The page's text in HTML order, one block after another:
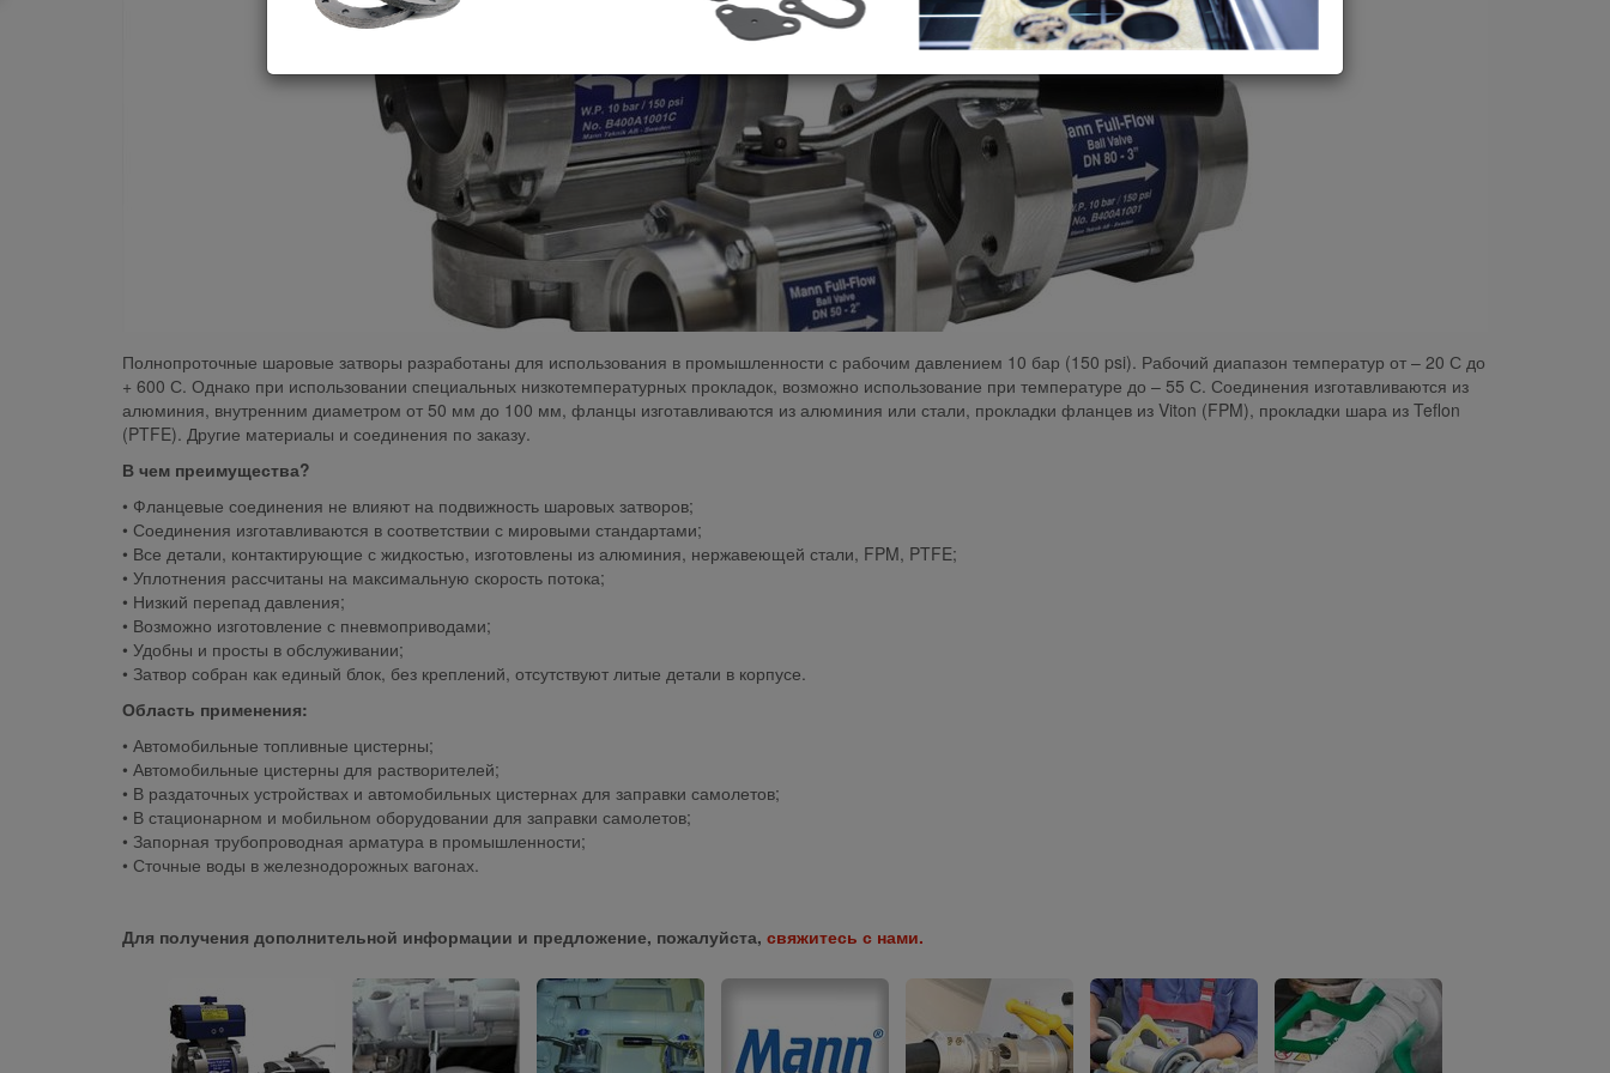
Полнопроточные шаровые затворы разработаны для использования в промышленности с рабочим давлением 10 бар (150 psi). Рабочий диапазон температур от – 20 С до
+ 600 С. Однако при использовании специальных низкотемпературных прокладок, возможно использование при температуре до – 55 С. Соединения изготавливаются из
алюминия, внутренним диаметром от 50 мм до 100 мм, фланцы изготавливаются из алюминия или стали, прокладки фланцев из Viton (FPM), прокладки шара из Teflon
(PTFE). Другие материалы и соединения по заказу.
В чем преимущества?
• Фланцевые соединения не влияют на подвижность шаровых затворов;
• Соединения изготавливаются в соответствии с мировыми стандартами;
• Все детали, контактирующие с жидкостью, изготовлены из алюминия, нержавеющей стали, FPM, PTFE;
• Уплотнения рассчитаны на максимальную скорость потока;
• Низкий перепад давления;
• Возможно изготовление с пневмоприводами;
• Удобны и просты в обслуживании;
• Затвор собран как единый блок, без креплений, отсутствуют литые детали в корпусе.
Область применения:
• Автомобильные топливные цистерны;
• Автомобильные цистерны для растворителей;
• В раздаточных устройствах и автомобильных цистернах для заправки самолетов;
• В стационарном и мобильном оборудовании для заправки самолетов;
• Запорная трубопроводная арматура в промышленности;
• Сточные воды в железнодорожных вагонах.
Для получения дополнительной информации и предложение, пожалуйста, свяжитесь с нами.